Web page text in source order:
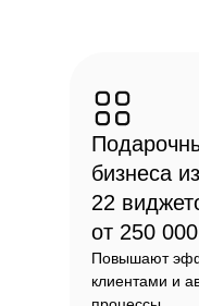
бизнеса из
22
от 250
Повышают
клиентами и